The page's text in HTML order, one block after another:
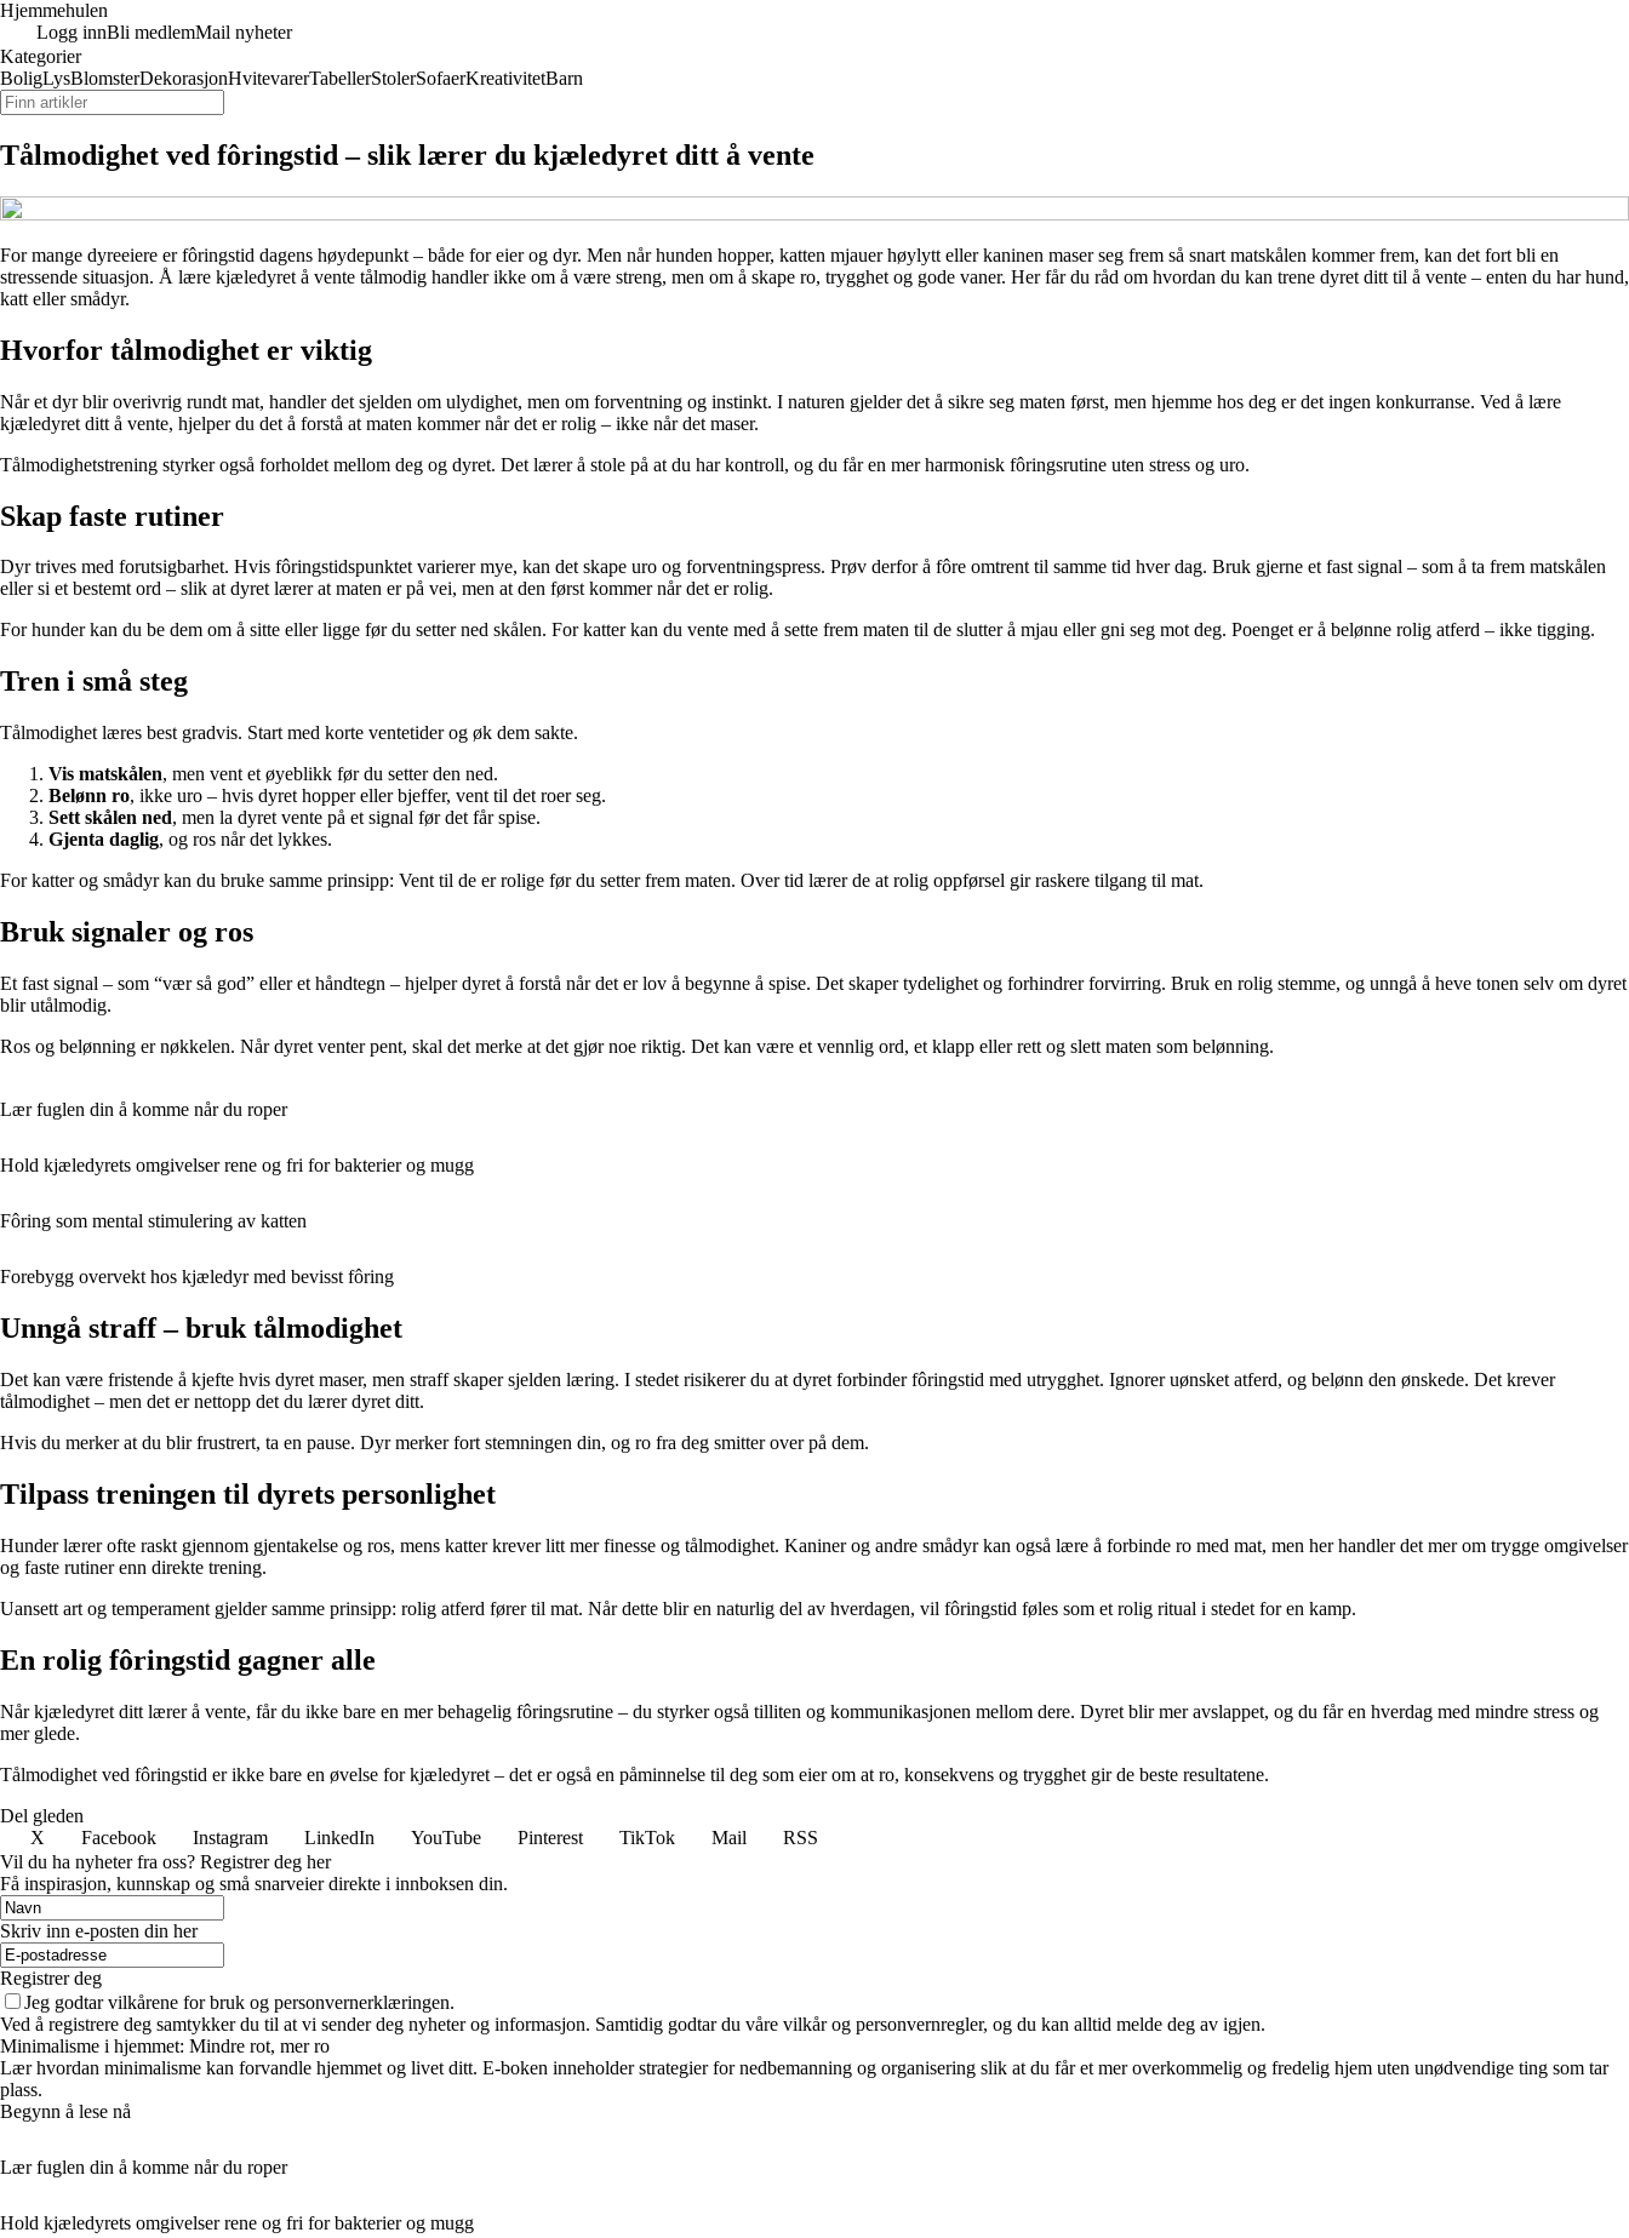
Hjemmehulen
Logg innBli medlemMail nyheter
Kategorier
BoligLysBlomsterDekorasjonHvitevarerTabellerStolerSofaerKreativitetBarn
Tålmodighet ved fôringstid – slik lærer du kjæledyret ditt å vente
For mange dyreeiere er fôringstid dagens høydepunkt – både for eier og dyr. Men når hunden hopper, katten mjauer høylytt eller kaninen maser seg frem så snart matskålen kommer frem, kan det fort bli en
stressende situasjon. Å lære kjæledyret å vente tålmodig handler ikke om å være streng, men om å skape ro, trygghet og gode vaner. Her får du råd om hvordan du kan trene dyret ditt til å vente – enten du har hund,
katt eller smådyr.
Hvorfor tålmodighet er viktig
Når et dyr blir overivrig rundt mat, handler det sjelden om ulydighet, men om forventning og instinkt. I naturen gjelder det å sikre seg maten først, men hjemme hos deg er det ingen konkurranse. Ved å lære
kjæledyret ditt å vente, hjelper du det å forstå at maten kommer når det er rolig – ikke når det maser.
Tålmodighetstrening styrker også forholdet mellom deg og dyret. Det lærer å stole på at du har kontroll, og du får en mer harmonisk fôringsrutine uten stress og uro.
Skap faste rutiner
Dyr trives med forutsigbarhet. Hvis fôringstidspunktet varierer mye, kan det skape uro og forventningspress. Prøv derfor å fôre omtrent til samme tid hver dag. Bruk gjerne et fast signal – som å ta frem matskålen
eller si et bestemt ord – slik at dyret lærer at maten er på vei, men at den først kommer når det er rolig.
For hunder kan du be dem om å sitte eller ligge før du setter ned skålen. For katter kan du vente med å sette frem maten til de slutter å mjau eller gni seg mot deg. Poenget er å belønne rolig atferd – ikke tigging.
Tren i små steg
Tålmodighet læres best gradvis. Start med korte ventetider og øk dem sakte.
Vis matskålen, men vent et øyeblikk før du setter den ned.
Belønn ro, ikke uro – hvis dyret hopper eller bjeffer, vent til det roer seg.
Sett skålen ned, men la dyret vente på et signal før det får spise.
Gjenta daglig, og ros når det lykkes.
For katter og smådyr kan du bruke samme prinsipp: Vent til de er rolige før du setter frem maten. Over tid lærer de at rolig oppførsel gir raskere tilgang til mat.
Bruk signaler og ros
Et fast signal – som “vær så god” eller et håndtegn – hjelper dyret å forstå når det er lov å begynne å spise. Det skaper tydelighet og forhindrer forvirring. Bruk en rolig stemme, og unngå å heve tonen selv om dyret
blir utålmodig.
Ros og belønning er nøkkelen. Når dyret venter pent, skal det merke at det gjør noe riktig. Det kan være et vennlig ord, et klapp eller rett og slett maten som belønning.
Lær fuglen din å komme når du roper
Hold kjæledyrets omgivelser rene og fri for bakterier og mugg
Fôring som mental stimulering av katten
Forebygg overvekt hos kjæledyr med bevisst fôring
Unngå straff – bruk tålmodighet
Det kan være fristende å kjefte hvis dyret maser, men straff skaper sjelden læring. I stedet risikerer du at dyret forbinder fôringstid med utrygghet. Ignorer uønsket atferd, og belønn den ønskede. Det krever
tålmodighet – men det er nettopp det du lærer dyret ditt.
Hvis du merker at du blir frustrert, ta en pause. Dyr merker fort stemningen din, og ro fra deg smitter over på dem.
Tilpass treningen til dyrets personlighet
Hunder lærer ofte raskt gjennom gjentakelse og ros, mens katter krever litt mer finesse og tålmodighet. Kaniner og andre smådyr kan også lære å forbinde ro med mat, men her handler det mer om trygge omgivelser
og faste rutiner enn direkte trening.
Uansett art og temperament gjelder samme prinsipp: rolig atferd fører til mat. Når dette blir en naturlig del av hverdagen, vil fôringstid føles som et rolig ritual i stedet for en kamp.
En rolig fôringstid gagner alle
Når kjæledyret ditt lærer å vente, får du ikke bare en mer behagelig fôringsrutine – du styrker også tilliten og kommunikasjonen mellom dere. Dyret blir mer avslappet, og du får en hverdag med mindre stress og
mer glede.
Tålmodighet ved fôringstid er ikke bare en øvelse for kjæledyret – det er også en påminnelse til deg som eier om at ro, konsekvens og trygghet gir de beste resultatene.
Del gleden
X
Facebook Instagram LinkedIn YouTube Pinterest TikTok Mail
RSS
Vil du ha nyheter fra oss? Registrer deg her
Få inspirasjon, kunnskap og små snarveier direkte i innboksen din.
Skriv inn e-posten din her
Registrer deg
Jeg godtar vilkårene for bruk og personvernerklæringen.
Ved å registrere deg samtykker du til at vi sender deg nyheter og informasjon. Samtidig godtar du våre vilkår og personvernregler, og du kan alltid melde deg av igjen.
Minimalisme i hjemmet: Mindre rot, mer ro
Lær hvordan minimalisme kan forvandle hjemmet og livet ditt. E-boken inneholder strategier for nedbemanning og organisering slik at du får et mer overkommelig og fredelig hjem uten unødvendige ting som tar
plass.
Begynn å lese nå
Lær fuglen din å komme når du roper
Hold kjæledyrets omgivelser rene og fri for bakterier og mugg